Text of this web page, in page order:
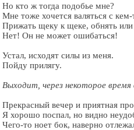
Но кто ж тогда подобье мне?
Мне тоже хочется валяться с
Прижать щеку к щеке, обнять или
Нет! Он не может ошибаться!
Устал, исходят силы из меня.
Пойду прилягу.
Выходит, через некоторое
Прекрасный вечер и приятная
Я хорошо поспал, но видно
Чего-то ноет бок, наверно